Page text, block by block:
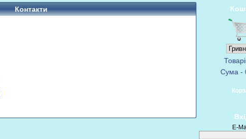
Контакти
Сума -
E-